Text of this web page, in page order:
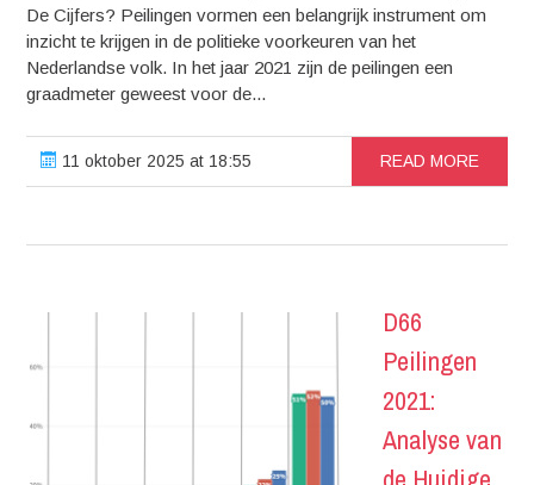
De Cijfers? Peilingen vormen een belangrijk instrument om
inzicht te krijgen in de politieke voorkeuren van het
Nederlandse volk. In het jaar 2021 zijn de peilingen een
graadmeter geweest voor de...
11 oktober 2025 at 18:55 READ MORE
D66
Peilingen
2021:
Analyse van